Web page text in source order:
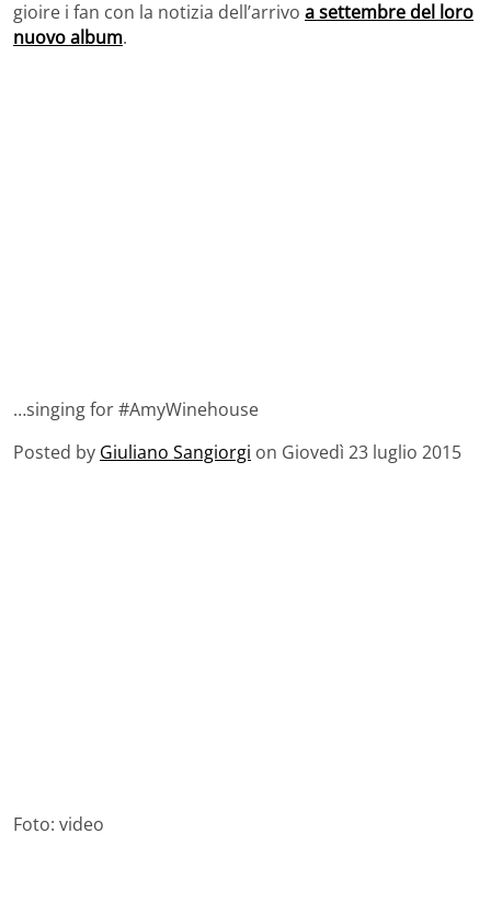
gioire i fan con la notizia dell’arrivo a settembre del loro
nuovo album.
…singing for #AmyWinehouse
Posted by Giuliano Sangiorgi on Giovedì 23 luglio 2015
Foto: video